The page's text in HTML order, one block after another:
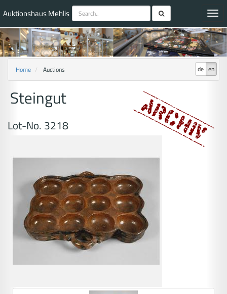
Auktionshaus Mehlis
de en
Home Auctions
Steingut
Lot-No. 3218